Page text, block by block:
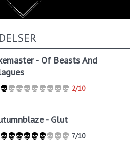
- Of Beasts And
2/10
- Glut
7/10